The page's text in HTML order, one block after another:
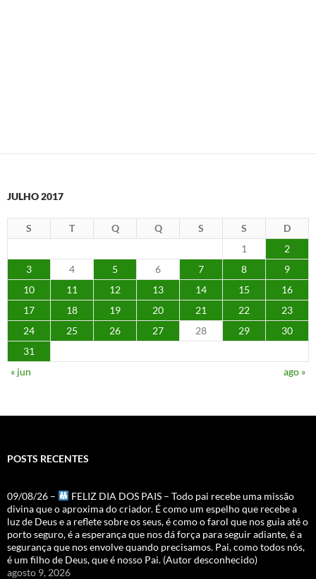
JULHO 2017
S T Q Q S S
D
1
2
3
4 5 6 7 8
9
10
11 12 13 14 15
16
17
18 19 20 21 22
23
24
25 26 27 28 29
30
31
« jun
ago »
POSTS RECENTES
09/08/26 –
FELIZ DIA DOS PAIS – Todo pai recebe uma missão
divina que o aproxima do criador. É como um espelho que recebe a
luz de Deus e a reflete sobre os seus, é como o farol que nos guia até o
porto seguro, é a esperança que nos dá força para seguir adiante, é a
segurança que nos envolve quando precisamos. Pai, como todos nós,
é um filho de Deus, que é nosso Pai. (Autor desconhecido)
agosto 9, 2026